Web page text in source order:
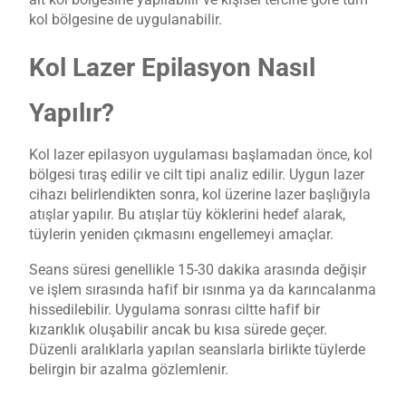
kol bölgesine de uygulanabilir.
Kol Lazer Epilasyon Nasıl
Yapılır?
Kol lazer epilasyon uygulaması başlamadan önce, kol
bölgesi tıraş edilir ve cilt tipi analiz edilir. Uygun lazer
cihazı belirlendikten sonra, kol üzerine lazer başlığıyla
atışlar yapılır. Bu atışlar tüy köklerini hedef alarak,
tüylerin yeniden çıkmasını engellemeyi amaçlar.
Seans süresi genellikle 15-30 dakika arasında değişir
ve işlem sırasında hafif bir ısınma ya da karıncalanma
hissedilebilir. Uygulama sonrası ciltte hafif bir
kızarıklık oluşabilir ancak bu kısa sürede geçer.
Düzenli aralıklarla yapılan seanslarla birlikte tüylerde
belirgin bir azalma gözlemlenir.